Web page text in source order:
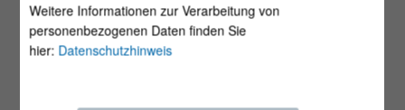
Weitere Informationen zur Verarbeitung von
personenbezogenen Daten finden Sie
hier: Datenschutzhinweis